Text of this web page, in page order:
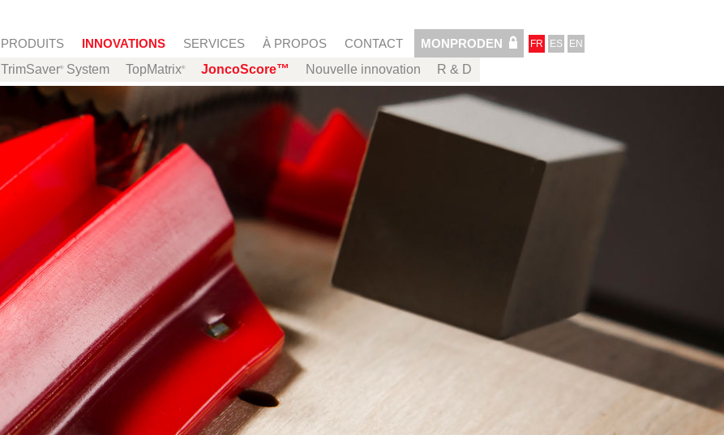
Aller au contenu principal
PRODUITS
INNOVATIONS
TrimSaver®System TopMatrix® JoncoScore™ Nouvelle innovation R & D
SERVICES À PROPOS CONTACT MONPRODEN FR ES EN